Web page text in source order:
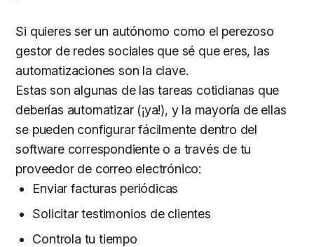
Si quieres ser un autónomo como el perezoso
gestor de redes sociales que sé que eres, las
automatizaciones son la clave.
Estas son algunas de las tareas cotidianas que
deberías automatizar (¡ya!), y la mayoría de ellas
se pueden configurar fácilmente dentro del
software correspondiente o a través de tu
proveedor de correo electrónico:
Enviar facturas periódicas
Solicitar testimonios de clientes
Controla tu tiempo